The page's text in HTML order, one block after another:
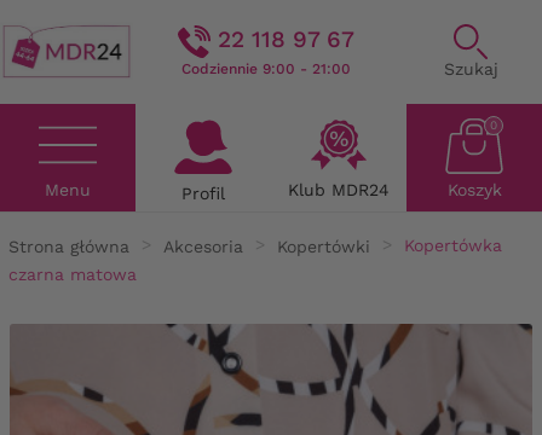
22 118 97 67
Codziennie 9:00 - 21:00 Szukaj
Menu Profil Klub MDR24 Koszyk
0
Strona główna Akcesoria Kopertówki
Kopertówka
czarna matowa